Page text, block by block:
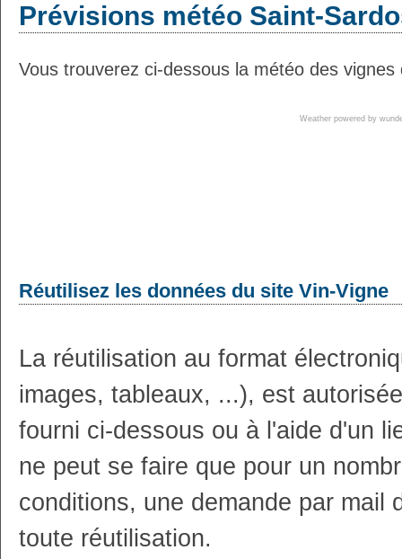
Prévisions météo Saint-
Vous trouverez ci-dessous la météo des
Weather powered by
Réutilisez les données du site Vin-Vigne
La réutilisation au format
images, tableaux, ...), est
fourni ci-dessous ou à l'aide d'un
ne peut se faire que pour un
conditions, une demande par mail
toute réutilisation.